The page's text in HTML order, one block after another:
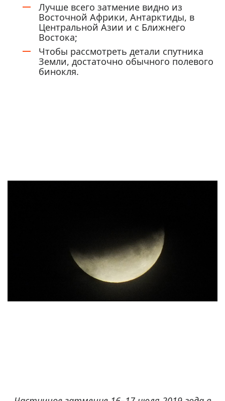
Лучше всего затмение видно из
Восточной Африки, Антарктиды, в
Центральной Азии и с Ближнего
Востока;
Чтобы рассмотреть детали спутника
Земли, достаточно обычного полевого
бинокля.